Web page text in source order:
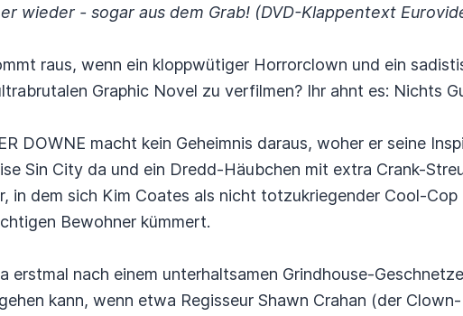
wieder - sogar aus dem Grab! (DVD-Klappentext
raus, wenn ein kloppwütiger Horrorclown und ein
Graphic Novel zu verfilmen? Ihr ahnt es: Nichts
DOWNE macht kein Geheimnis daraus, woher er seine
Sin City da und ein Dredd-Häubchen mit extra Crank-
in dem sich Kim Coates als nicht totzukriegender Cool-
Bewohner kümmert.
erstmal nach einem unterhaltsamen Grindhouse-
kann, wenn etwa Regisseur Shawn Crahan (der